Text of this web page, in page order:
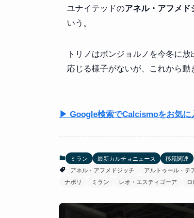
ユナイテッドのアネル・アフメド
いう。
トリノはボンジョルノを今冬に
応じる様子がないが、これから動
▶ Google検索でCalcismoをお気に
ミラン 最新カルチョニュース
移籍関連
アネル・アフメドジッチ
アルトゥール・テ
ナポリ
ミラン レオ・エスティゴーア